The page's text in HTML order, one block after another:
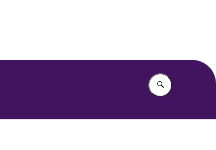
Vul in wat u